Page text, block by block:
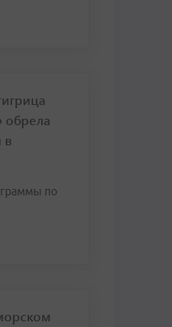
обрела
в
по